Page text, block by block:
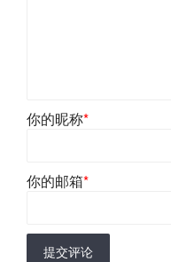
你的昵称*
你的邮箱*
提交评论